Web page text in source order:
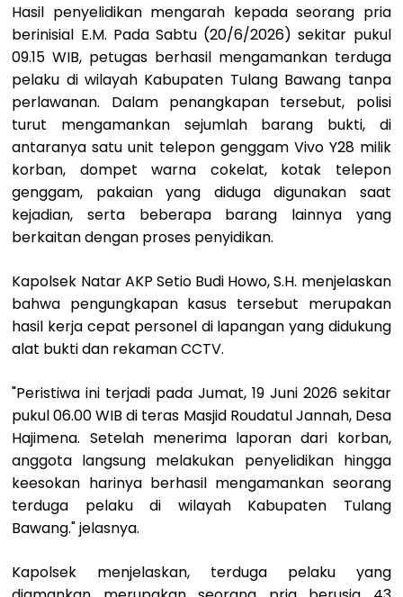
Hasil penyelidikan mengarah kepada seorang pria
berinisial E.M. Pada Sabtu (20/6/2026) sekitar pukul
09.15 WIB, petugas berhasil mengamankan terduga
pelaku di wilayah Kabupaten Tulang Bawang tanpa
perlawanan. Dalam penangkapan tersebut, polisi
turut mengamankan sejumlah barang bukti, di
antaranya satu unit telepon genggam Vivo Y28 milik
korban, dompet warna cokelat, kotak telepon
genggam, pakaian yang diduga digunakan saat
kejadian, serta beberapa barang lainnya yang
berkaitan dengan proses penyidikan.
Kapolsek Natar AKP Setio Budi Howo, S.H. menjelaskan
bahwa pengungkapan kasus tersebut merupakan
hasil kerja cepat personel di lapangan yang didukung
alat bukti dan rekaman CCTV.
"Peristiwa ini terjadi pada Jumat, 19 Juni 2026 sekitar
pukul 06.00 WIB di teras Masjid Roudatul Jannah, Desa
Hajimena. Setelah menerima laporan dari korban,
anggota langsung melakukan penyelidikan hingga
keesokan harinya berhasil mengamankan seorang
terduga pelaku di wilayah Kabupaten Tulang
Bawang." jelasnya.
Kapolsek menjelaskan, terduga pelaku yang